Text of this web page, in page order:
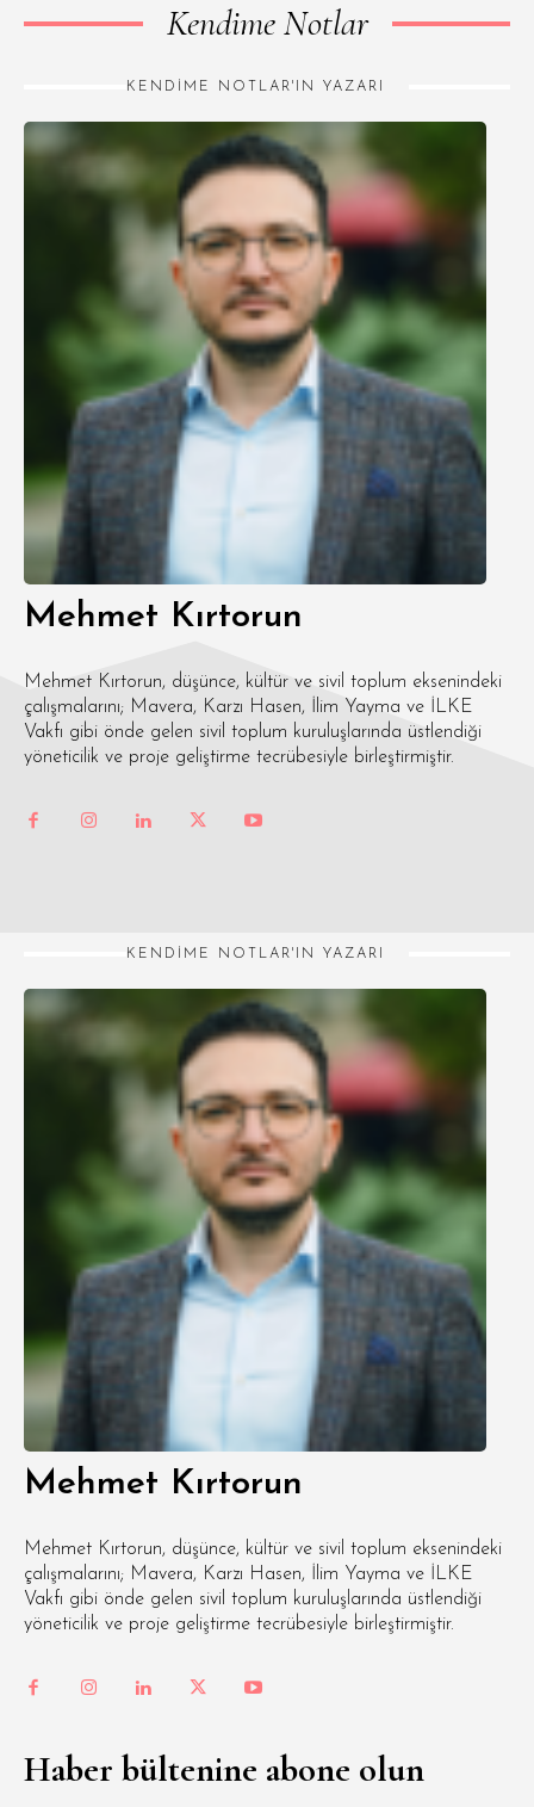
Kendime Notlar
KENDIME NOTLAR'IN YAZARI
Mehmet Kırtorun
Mehmet Kırtorun, düşünce, kültür ve sivil toplum eksenindeki
çalışmalarını; Mavera, Karzı Hasen, İlim Yayma ve İLKE
Vakfı gibi önde gelen sivil toplum kuruluşlarında üstlendiği
yöneticilik ve proje geliştirme tecrübesiyle birleştirmiştir.
KENDIME NOTLAR'IN YAZARI
Mehmet Kırtorun
Mehmet Kırtorun, düşünce, kültür ve sivil toplum eksenindeki
çalışmalarını; Mavera, Karzı Hasen, İlim Yayma ve İLKE
Vakfı gibi önde gelen sivil toplum kuruluşlarında üstlendiği
yöneticilik ve proje geliştirme tecrübesiyle birleştirmiştir.
Haber bültenine abone olun